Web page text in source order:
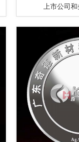
上市公司